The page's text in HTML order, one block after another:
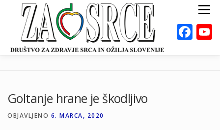
Preskoči
Meni
DEJAVNOSTI ODKLOP-I VAROVALNA ŽIVILA
Goltanje hrane je škodljivo
OBJAVLJENO 6. MARCA, 2020